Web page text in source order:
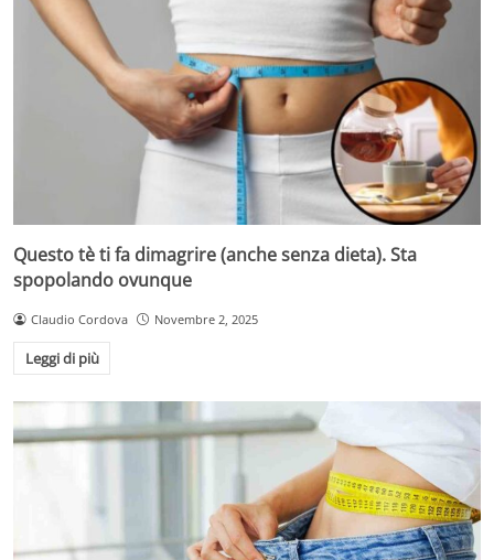
Questo tè ti fa dimagrire (anche senza dieta). Sta
spopolando ovunque
Claudio Cordova Novembre 2, 2025
Leggi di più